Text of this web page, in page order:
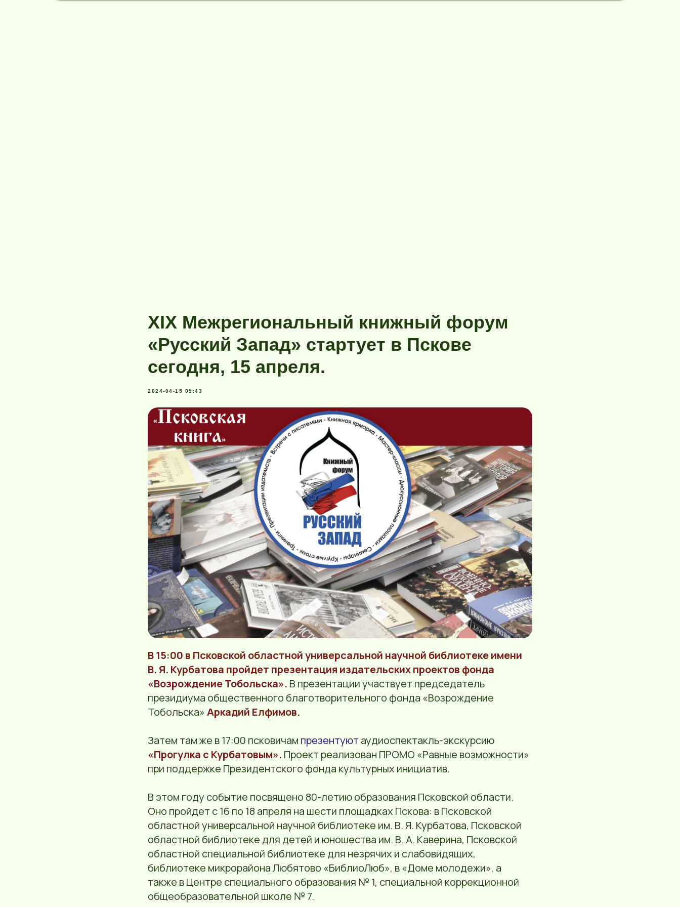
XIX Межрегиональный книжный форум
«Русский Запад» стартует в Пскове
сегодня, 15 апреля.
2024-04-15 09:43
В 15:00 в Псковской областной универсальной научной библиотеке имени
В. Я. Курбатова пройдет презентация издательских проектов фонда
«Возрождение Тобольска». В презентации участвует председатель
президиума общественного благотворительного фонда «Возрождение
Тобольска» Аркадий Елфимов.
Затем там же в 17:00 псковичам презентуют аудиоспектакль-экскурсию
«Прогулка с Курбатовым». Проект реализован ПРОМО «Равные возможности»
при поддержке Президентского фонда культурных инициатив.
В этом году событие посвящено 80-летию образования Псковской области.
Оно пройдет с 16 по 18 апреля на шести площадках Пскова: в Псковской
областной универсальной научной библиотеке им. В. Я. Курбатова, Псковской
областной библиотеке для детей и юношества им. В. А. Каверина, Псковской
областной специальной библиотеке для незрячих и слабовидящих,
библиотеке микрорайона Любятово «БиблиоЛюб», в «Доме молодежи», а
также в Центре специального образования № 1, специальной коррекционной
общеобразовательной школе № 7.